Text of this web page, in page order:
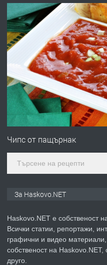
ПРЕДЛАГА Давам
ПРЕДЛАГА
№4120
ПРЕДЛАГА
Чипс от пащърнак
За Haskovo.NET
Haskovo.NET е
Всички статии, репортажи,
графични и видео материали,
собственост на
друго.